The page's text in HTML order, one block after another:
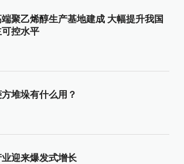
聚乙烯醇生产基地建成 大幅提升我国
控水平
方堆垛有什么用？
迎来爆发式增长